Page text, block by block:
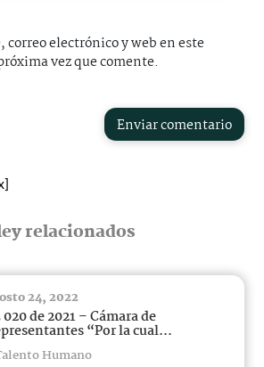
electrónico y web en este
vez que comente.
Enviar comentario
relacionados
24, 2022
020 de 2021 – Cámara de
“Por la cual...
Humano